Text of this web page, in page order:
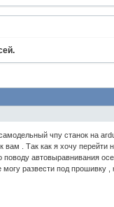
чпу станок на
вам . Так как я хочу
автовыравнивания
развести под прошивку